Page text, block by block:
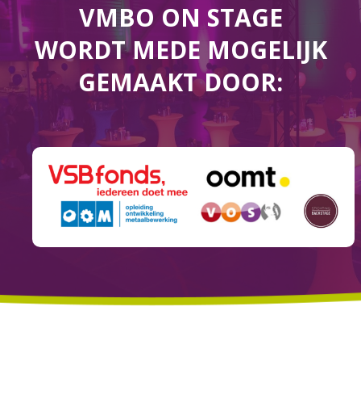
VMBO ON STAGE
WORDT MEDE MOGELIJK
GEMAAKT DOOR: